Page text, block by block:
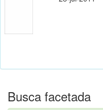
Busca facetada